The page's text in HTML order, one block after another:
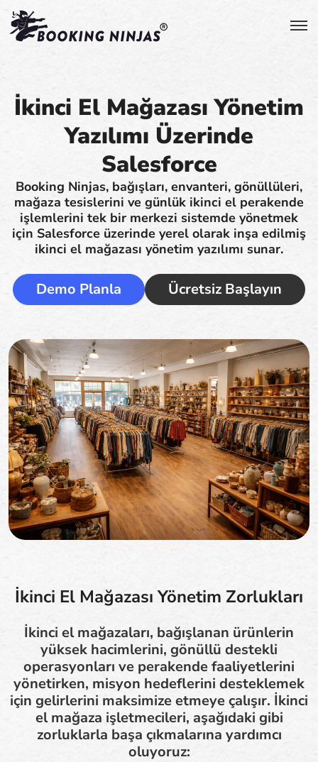
İkinci El Mağazası Yönetim
Yazılımı Üzerinde
Salesforce
Booking Ninjas, bağışları, envanteri, gönüllüleri,
mağaza tesislerini ve günlük ikinci el perakende
işlemlerini tek bir merkezi sistemde yönetmek
için Salesforce üzerinde yerel olarak inşa edilmiş
ikinci el mağazası yönetim yazılımı sunar.
Demo Planla Ücretsiz Başlayın
İkinci El Mağazası Yönetim Zorlukları
İkinci el mağazaları, bağışlanan ürünlerin
yüksek hacimlerini, gönüllü destekli
operasyonları ve perakende faaliyetlerini
yönetirken, misyon hedeflerini desteklemek
için gelirlerini maksimize etmeye çalışır. İkinci
el mağaza işletmecileri, aşağıdaki gibi
zorluklarla başa çıkmalarına yardımcı
oluyoruz: